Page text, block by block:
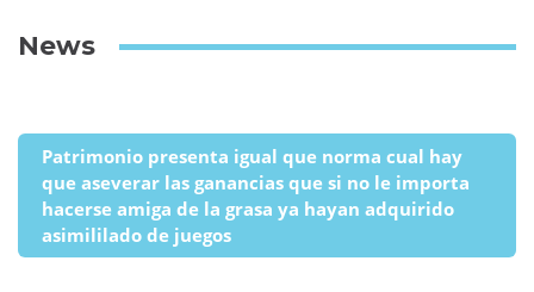
News
Patrimonio presenta igual que norma cual hay
que aseverar las ganancias que si no le importa
hacerse amiga de la grasa ya hayan adquirido
asimililado de juegos